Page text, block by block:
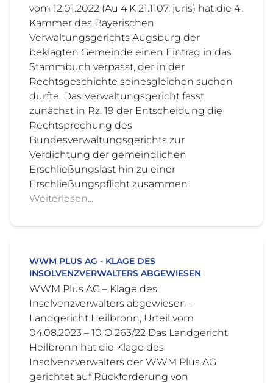
vom 12.01.2022 (Au 4 K 21.1107, juris) hat die 4.
Kammer des Bayerischen
Verwaltungsgerichts Augsburg der
beklagten Gemeinde einen Eintrag in das
Stammbuch verpasst, der in der
Rechtsgeschichte seinesgleichen suchen
dürfte. Das Verwaltungsgericht fasst
zunächst in Rz. 19 der Entscheidung die
Rechtsprechung des
Bundesverwaltungsgerichts zur
Verdichtung der gemeindlichen
Erschließungslast hin zu einer
Erschließungspflicht zusammen
Weiterlesen...
WWM PLUS AG - KLAGE DES
INSOLVENZVERWALTERS ABGEWIESEN
WWM Plus AG – Klage des
Insolvenzverwalters abgewiesen -
Landgericht Heilbronn, Urteil vom
04.08.2023 – 10 O 263/22 Das Landgericht
Heilbronn hat die Klage des
Insolvenzverwalters der WWM Plus AG
gerichtet auf Rückforderung von